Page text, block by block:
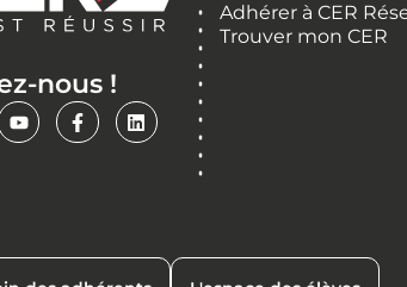
nous !
Adhérer à CER
Trouver mon CER